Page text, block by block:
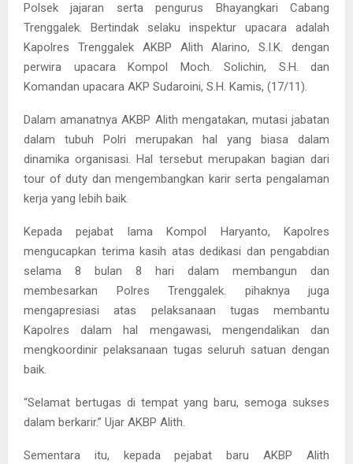
Polsek jajaran serta pengurus Bhayangkari Cabang
Trenggalek. Bertindak selaku inspektur upacara adalah
Kapolres Trenggalek AKBP Alith Alarino, S.I.K. dengan
perwira upacara Kompol Moch. Solichin, S.H. dan
Komandan upacara AKP Sudaroini, S.H. Kamis, (17/11).
Dalam amanatnya AKBP Alith mengatakan, mutasi jabatan
dalam tubuh Polri merupakan hal yang biasa dalam
dinamika organisasi. Hal tersebut merupakan bagian dari
tour of duty dan mengembangkan karir serta pengalaman
kerja yang lebih baik.
Kepada pejabat lama Kompol Haryanto, Kapolres
mengucapkan terima kasih atas dedikasi dan pengabdian
selama 8 bulan 8 hari dalam membangun dan
membesarkan Polres Trenggalek. pihaknya juga
mengapresiasi atas pelaksanaan tugas membantu
Kapolres dalam hal mengawasi, mengendalikan dan
mengkoordinir pelaksanaan tugas seluruh satuan dengan
baik.
“Selamat bertugas di tempat yang baru, semoga sukses
dalam berkarir.” Ujar AKBP Alith.
Sementara itu, kepada pejabat baru AKBP Alith